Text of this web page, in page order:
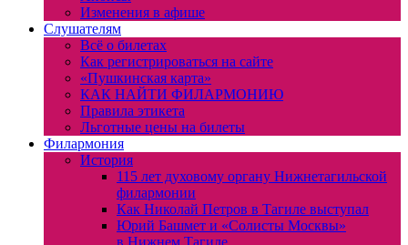
Изменения в афише
Слушателям
Всё о билетах
Как регистрироваться на сайте
«Пушкинская карта»
КАК НАЙТИ ФИЛАРМОНИЮ
Правила этикета
Льготные цены на билеты
Филармония
История
115 лет духовому органу Нижнетагильской
филармонии
Как Николай Петров в Тагиле выступал
Юрий Башмет и «Солисты Москвы»